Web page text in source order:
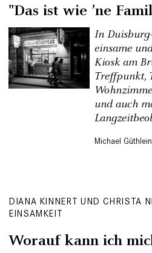
"Das ist wie ’ne
In
einsame
Kiosk am
Treffpunkt,
und auch
Michael Güthlein
DIANA KINNERT UND CHRISTA
EINSAMKEIT
Worauf kann ich